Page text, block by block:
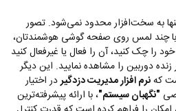
به سخت‌افزار محدود نمی‌شود. تصور
با چند لمس روی صفحه گوشی هوشمندتان،
را چک کنید، آن را فعال یا غیرفعال کنید
دوربین را مشاهده نمایید. این دیگر
کهنرم افزار مدیریت دزدگیردر اختیار
"نگهبان سیستم"، با ارائه پیشرفته‌ترین